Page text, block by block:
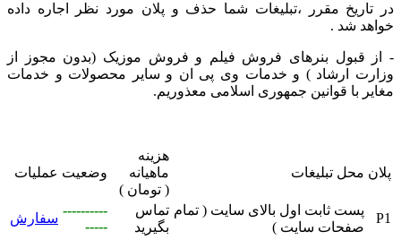
در تاریخ مقرر ،تبلیغات شما حذف و پلان مورد نظر اجاره داده
خواهد شد .
- از قبول بنرهای فروش فیلم و فروش موزیک (بدون مجوز از
وزارت ارشاد ) و خدمات وی پی ان و سایر محصولات و خدمات
مغایر با قوانین جمهوری اسلامی معذوریم.
پلان محل تبلیغات
هزینه
ماهیانه
( تومان )
وضعیت عملیات
P1
پست ثابت اول بالای سایت ( تمام
صفحات سایت )
تماس
بگیرید
----------
-----
سفارش